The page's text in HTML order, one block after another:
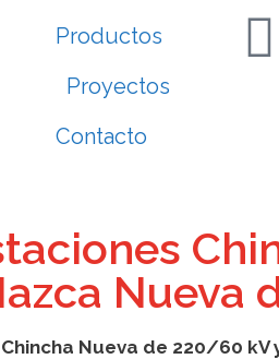
Productos
Proyectos
Contacto
Nueva
Nueva de 220/60